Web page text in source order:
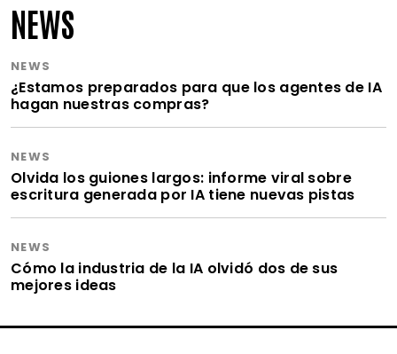
NEWS
NEWS
¿Estamos preparados para que los agentes de IA
hagan nuestras compras?
NEWS
Olvida los guiones largos: informe viral sobre
escritura generada por IA tiene nuevas pistas
NEWS
Cómo la industria de la IA olvidó dos de sus
mejores ideas